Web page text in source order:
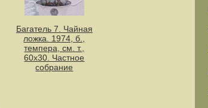
Багатель 7. Чайная
ложка. 1974, б.,
темпера, см. т.,
60х30. Частное
собрание